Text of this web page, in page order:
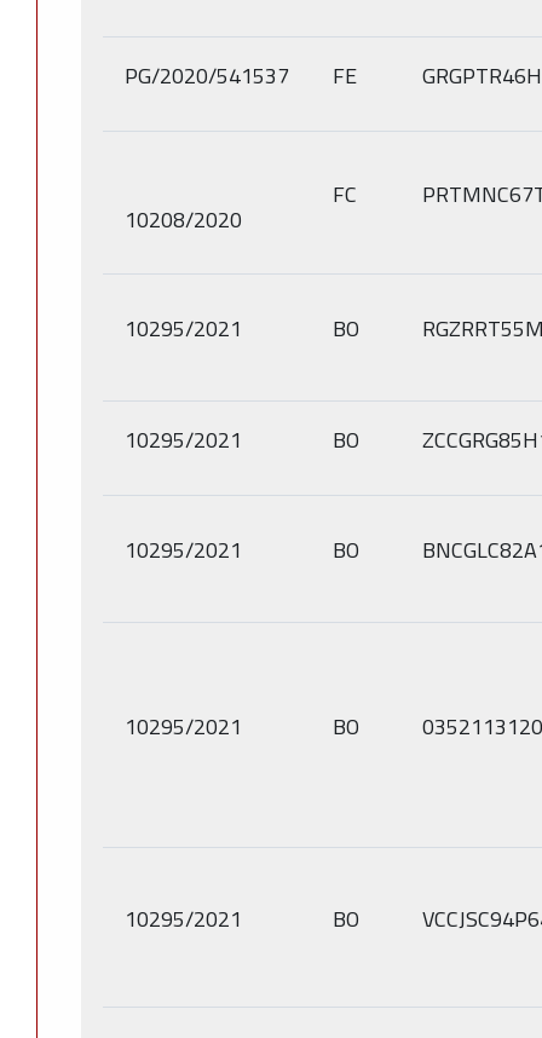
PG/2020/541537 FE
10208/2020
FC
10295/2021 BO
10295/2021 BO
10295/2021 BO
10295/2021 BO
10295/2021 BO